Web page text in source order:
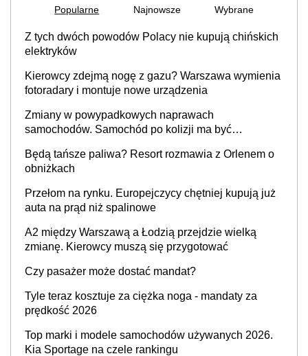
Popularne Najnowsze Wybrane
Z tych dwóch powodów Polacy nie kupują chińskich
elektryków
Kierowcy zdejmą nogę z gazu? Warszawa wymienia
fotoradary i montuje nowe urządzenia
Zmiany w powypadkowych naprawach
samochodów. Samochód po kolizji ma być
producenta
Będą tańsze paliwa? Resort rozmawia z Orlenem o
obniżkach
Przełom na rynku. Europejczycy chętniej kupują już
auta na prąd niż spalinowe
A2 między Warszawą a Łodzią przejdzie wielką
zmianę. Kierowcy muszą się przygotować
Czy pasażer może dostać mandat?
Tyle teraz kosztuje za ciężka noga - mandaty za
prędkość 2026
Top marki i modele samochodów używanych 2026.
Kia Sportage na czele rankingu